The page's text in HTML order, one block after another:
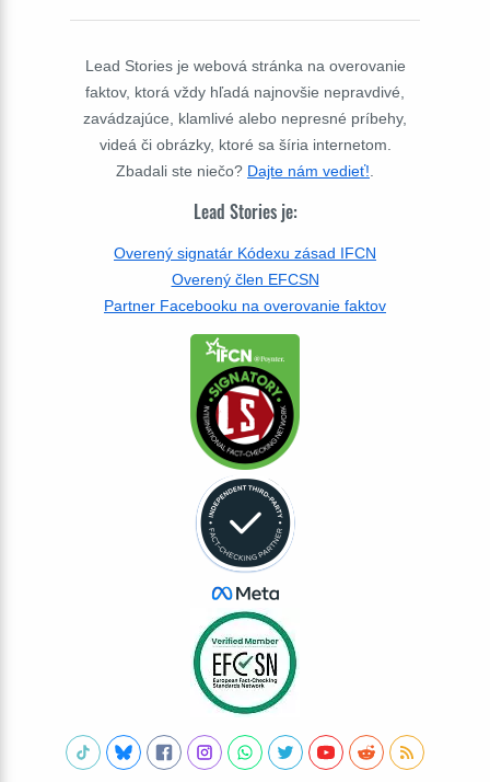
Lead Stories je webová stránka na overovanie
faktov, ktorá vždy hľadá najnovšie nepravdivé,
zavádzajúce, klamlivé alebo nepresné príbehy,
videá či obrázky, ktoré sa šíria internetom.
Zbadali ste niečo? Dajte nám vedieť!
Lead Stories je:
Overený signatár Kódexu zásad IFCN
Overený člen EFCSN
Partner Facebooku na overovanie faktov